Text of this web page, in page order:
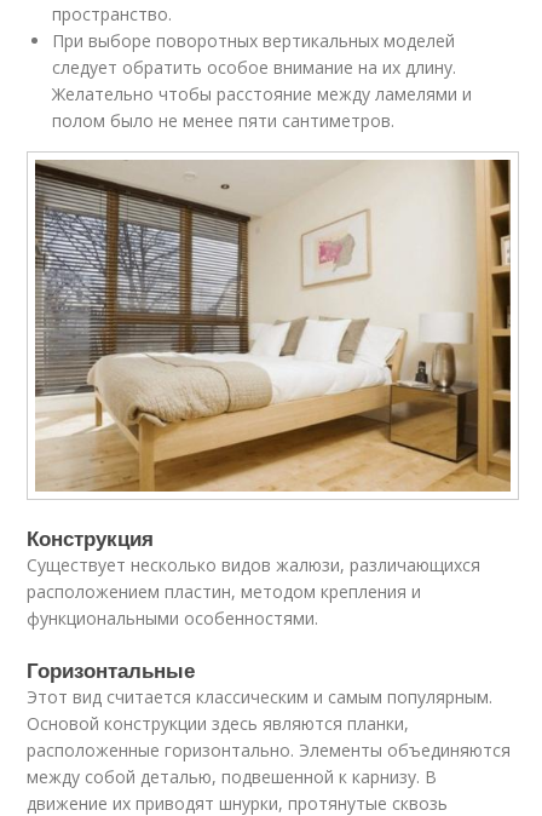
пространство.
При выборе поворотных вертикальных моделей
следует обратить особое внимание на их длину.
Желательно чтобы расстояние между ламелями и
полом было не менее пяти сантиметров.
Конструкция
Существует несколько видов жалюзи, различающихся
расположением пластин, методом крепления и
функциональными особенностями.
Горизонтальные
Этот вид считается классическим и самым популярным.
Основой конструкции здесь являются планки,
расположенные горизонтально. Элементы объединяются
между собой деталью, подвешенной к карнизу. В
движение их приводят шнурки, протянутые сквозь